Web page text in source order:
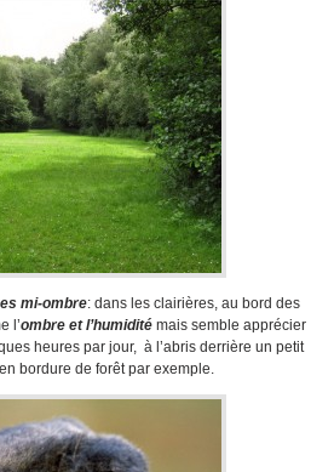
mi-ombre: dans les clairières, au bord des
l’ombre et l’humidité mais semble apprécier
heures par jour, à l’abris derrière un petit
bordure de forêt par exemple.